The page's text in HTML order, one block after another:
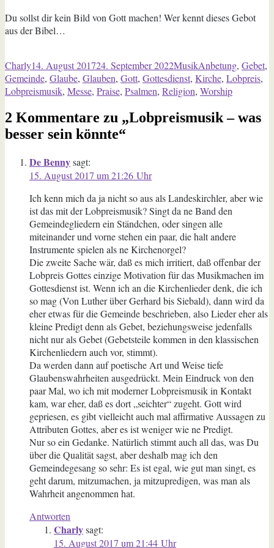
Du sollst dir kein Bild von Gott machen! Wer kennt dieses Gebot
aus der Bibel…
Autor
CharlyVeröffentlicht
am
14. August 201724. September 2022Kategorien
MusikSchlagwörter
Anbetung, Gebet,
Gemeinde, Glaube, Glauben, Gott, Gottesdienst, Kirche, Lobpreis,
Lobpreismusik, Messe, Praise, Psalmen, Religion, Worship
2 Kommentare zu „Lobpreismusik – was
besser sein könnte“
De Bennysagt:
15. August 2017 um 21:26 Uhr
Ich kenn mich da ja nicht so aus als Landeskirchler, aber wie
ist das mit der Lobpreismusik? Singt da ne Band den
Gemeindegliedern ein Ständchen, oder singen alle
miteinander und vorne stehen ein paar, die halt andere
Instrumente spielen als ne Kirchenorgel?
Die zweite Sache wär, daß es mich irritiert, daß offenbar der
Lobpreis Gottes einzige Motivation für das Musikmachen im
Gottesdienst ist. Wenn ich an die Kirchenlieder denk, die ich
so mag (Von Luther über Gerhard bis Siebald), dann wird da
eher etwas für die Gemeinde beschrieben, also Lieder eher als
kleine Predigt denn als Gebet, beziehungsweise jedenfalls
nicht nur als Gebet (Gebetsteile kommen in den klassischen
Kirchenliedern auch vor, stimmt).
Da werden dann auf poetische Art und Weise tiefe
Glaubenswahrheiten ausgedrückt. Mein Eindruck von den
paar Mal, wo ich mit moderner Lobpreismusik in Kontakt
kam, war eher, daß es dort „seichter“ zugeht. Gott wird
gepriesen, es gibt vielleicht auch mal affirmative Aussagen zu
Attributen Gottes, aber es ist weniger wie ne Predigt.
Nur so ein Gedanke. Natürlich stimmt auch all das, was Du
über die Qualität sagst, aber deshalb mag ich den
Gemeindegesang so sehr: Es ist egal, wie gut man singt, es
geht darum, mitzumachen, ja mitzupredigen, was man als
Wahrheit angenommen hat.
Antworten
Charlysagt:
15. August 2017 um 21:44 Uhr